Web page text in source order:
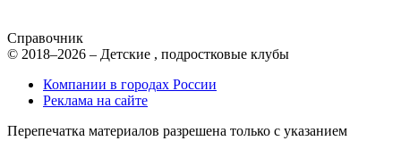
Справочник
© 2018–2026 – Детские , подростковые клубы
Компании в городах России
Реклама на сайте
Перепечатка материалов разрешена только с указанием